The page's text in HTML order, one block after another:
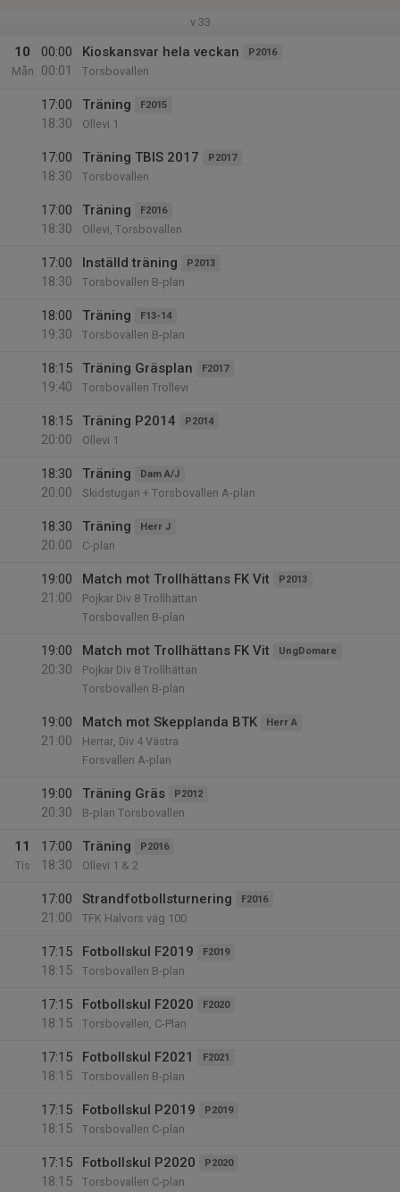
v.33
10
Mån
00:00
00:01
Kioskansvar hela veckan P2016
Torsbovallen
17:00
18:30
Träning F2015
Ollevi 1
17:00
18:30
Träning TBIS 2017 P2017
Torsbovallen
17:00
18:30
Träning F2016
Ollevi, Torsbovallen
17:00
18:30
Inställd träning P2013
Torsbovallen B-plan
18:00
19:30
Träning F13-14
Torsbovallen B-plan
18:15
19:40
Träning Gräsplan F2017
Torsbovallen Trollevi
18:15
20:00
Träning P2014 P2014
Ollevi 1
18:30
20:00
Träning Dam A/J
Skidstugan + Torsbovallen A-plan
18:30
20:00
Träning Herr J
C-plan
19:00
21:00
Match mot Trollhättans FK Vit P2013
Pojkar Div 8 Trollhättan
Torsbovallen B-plan
19:00
20:30
Match mot Trollhättans FK Vit UngDomare
Pojkar Div 8 Trollhättan
Torsbovallen B-plan
19:00
21:00
Match mot Skepplanda BTK Herr A
Herrar, Div 4 Västra
Forsvallen A-plan
19:00
20:30
Träning Gräs P2012
B-plan Torsbovallen
11
Tis
17:00
18:30
Träning P2016
Ollevi 1 & 2
17:00
21:00
Strandfotbollsturnering F2016
TFK Halvors väg 100
17:15
18:15
Fotbollskul F2019 F2019
Torsbovallen B-plan
17:15
18:15
Fotbollskul F2020 F2020
Torsbovallen, C-Plan
17:15
18:15
Fotbollskul F2021 F2021
Torsbovallen B-plan
17:15
18:15
Fotbollskul P2019 P2019
Torsbovallen C-plan
17:15
18:15
Fotbollskul P2020 P2020
Torsbovallen C-plan